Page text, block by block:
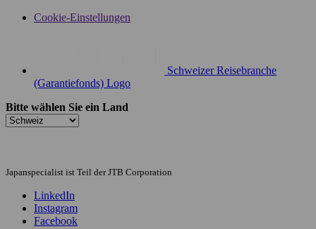
Cookie-Einstellungen
Schweizer Reisebranche
(Garantiefonds) Logo
Bitte wählen Sie ein Land
Japanspecialist ist Teil der JTB Corporation
LinkedIn
Instagram
Facebook